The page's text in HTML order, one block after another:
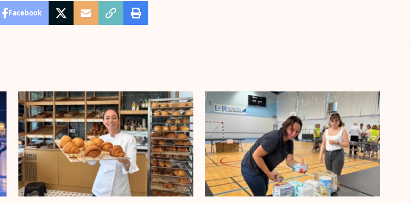
Facebook